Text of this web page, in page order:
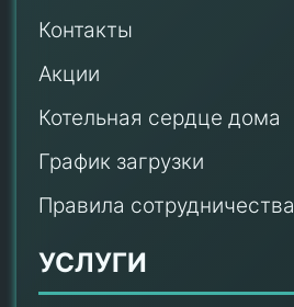
Контакты
Акции
Котельная сердце дома
График загрузки
Правила сотрудничества
УСЛУГИ